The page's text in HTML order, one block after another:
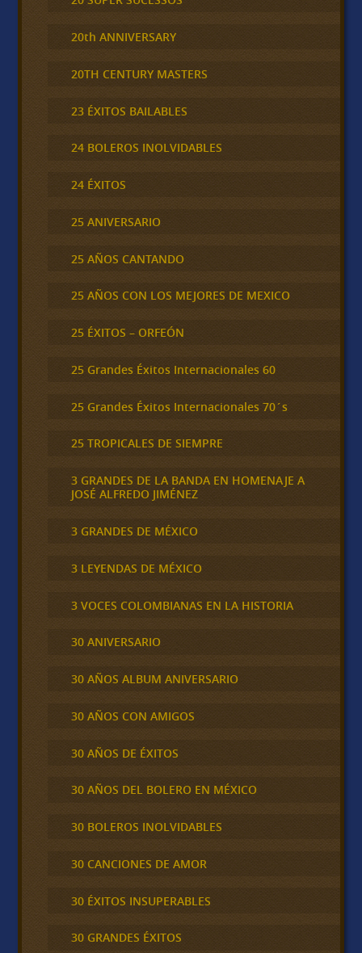
20th ANNIVERSARY
20TH CENTURY MASTERS
23 ÉXITOS BAILABLES
24 BOLEROS INOLVIDABLES
24 ÉXITOS
25 ANIVERSARIO
25 AÑOS CANTANDO
25 AÑOS CON LOS MEJORES DE MEXICO
25 ÉXITOS – ORFEÓN
25 Grandes Éxitos Internacionales 60
25 Grandes Éxitos Internacionales 70´s
25 TROPICALES DE SIEMPRE
3 GRANDES DE LA BANDA EN HOMENAJE A
JOSÉ ALFREDO JIMÉNEZ
3 GRANDES DE MÉXICO
3 LEYENDAS DE MÉXICO
3 VOCES COLOMBIANAS EN LA HISTORIA
30 ANIVERSARIO
30 AÑOS ALBUM ANIVERSARIO
30 AÑOS CON AMIGOS
30 AÑOS DE ÉXITOS
30 AÑOS DEL BOLERO EN MÉXICO
30 BOLEROS INOLVIDABLES
30 CANCIONES DE AMOR
30 ÉXITOS INSUPERABLES
30 GRANDES ÉXITOS